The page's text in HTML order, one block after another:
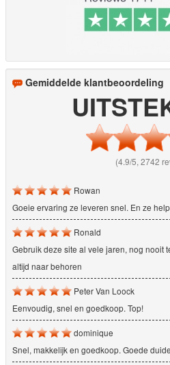
Gemiddelde klantbeoordeling
(4.9/5, 2742
Rowan
Goeie ervaring ze leveren snel. En ze
Ronald
Gebruik deze site al vele jaren, nog nooit
altijd naar behoren
Peter Van Loock
Eenvoudig, snel en goedkoop. Top!
dominique
Snel, makkelijk en goedkoop. Goede